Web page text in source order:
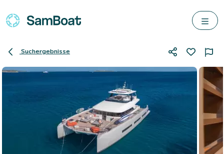
Suchergebnisse